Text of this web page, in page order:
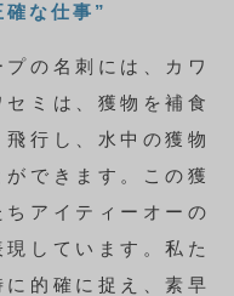
な仕事”
の名刺には、カワ
ミは、獲物を補食
行し、水中の獲物
できます。この獲
アイティーオーの
しています。私た
的確に捉え、素早